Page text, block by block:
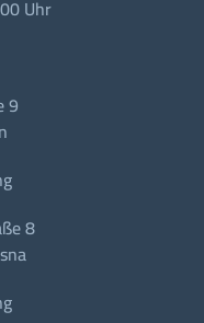
Uhr
9
8